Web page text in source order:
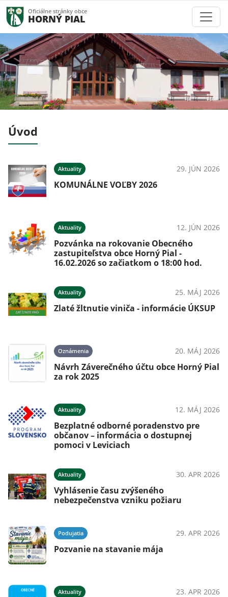
Oficiálne stránky obce
HORNÝ PIAL
Úvod
Aktuality 29. JÚN 2026
KOMUNÁLNE VOĽBY 2026
Aktuality 12. JÚN 2026
Pozvánka na rokovanie Obecného
zastupiteľstva obce Horný Pial -
16.02.2026 so začiatkom o 18:00 hod.
Aktuality 25. MÁJ 2026
Zlaté žltnutie viniča - informácie ÚKSUP
Oznámenia 20. MÁJ 2026
Návrh Záverečného účtu obce Horný Pial
za rok 2025
Aktuality 12. MÁJ 2026
Bezplatné odborné poradenstvo pre
občanov – informácia o dostupnej
pomoci v Leviciach
Aktuality 30. APR 2026
Vyhlásenie času zvýšeného
nebezpečenstva vzniku požiaru
Podujatia 29. APR 2026
Pozvanie na stavanie mája
Aktuality 23. APR 2026